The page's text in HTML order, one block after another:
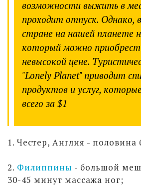
возможности выжить в
проходит отпуск. Однако,
стране на нашей планете
который можно
невысокой цене.
"Lonely Planet" приводит
продуктов и услуг,
всего за $1
1. Честер, Англия - половина
2. Филиппины - большой
30-45 минут массажа ног;